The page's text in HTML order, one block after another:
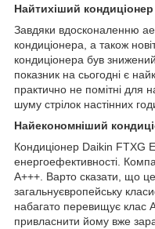
Найтихіший кондиціонер
Завдяки вдосконаленню
кондиціонера, а також
кондиціонера був
показник на сьогодні є
практично не помітні для
шуму стрілок настінних
Найекономніший
Кондиціонер Daikin FTXG
енергоефективності.
А+++. Варто сказати, що
загальнуєвропейську
набагато перевищує клас
привласнити йому вже